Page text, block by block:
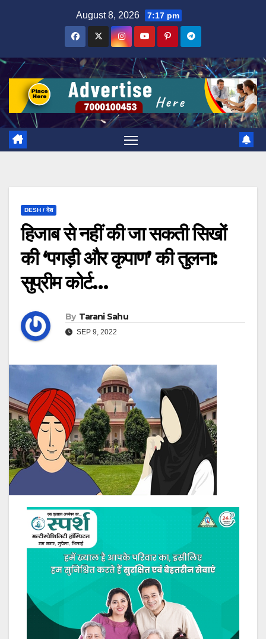
August 8, 2026 7:17 pm
DESH / देश
हिजाब से नहीं की जा सकती सिखों
की ‘पगड़ी और कृपाण’ की तुलना:
सुप्रीम कोर्ट…
By Tarani Sahu
SEP 9, 2022